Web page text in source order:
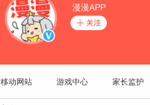
漫漫APP
移动网站 游戏中心 家长监护